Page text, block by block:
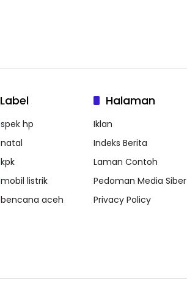
Label
spek hp
natal
kpk
mobil listrik
bencana aceh
Halaman
Iklan
Indeks Berita
Laman Contoh
Pedoman Media Siber
Privacy Policy